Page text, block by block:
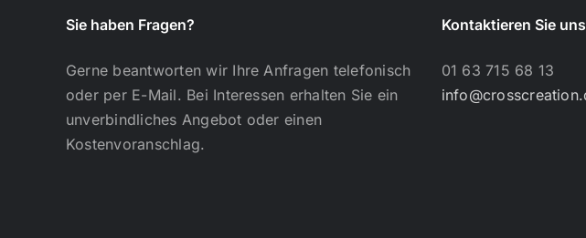
Sie haben Fragen?
Gerne beantworten wir Ihre Anfragen telefonisch
oder per E-Mail. Bei Interessen erhalten Sie ein
unverbindliches Angebot oder einen
Kostenvoranschlag.
Kontaktieren Sie
01 63 715 68 13